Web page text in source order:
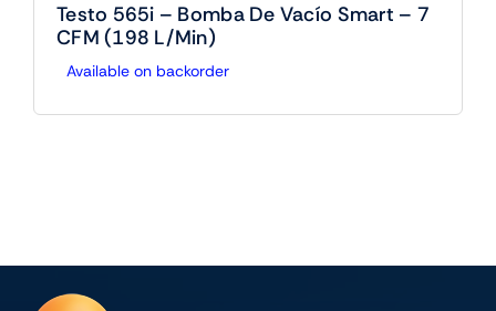
Testo 565i – Bomba De Vacío Smart – 7
CFM (198 L/min)
Available on backorder